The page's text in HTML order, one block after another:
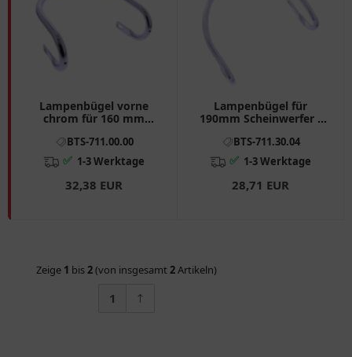
Lampenbügel vorne
chrom für 160 mm
BTS-711.00.00
✅ 1-3 Werktage
32,38 EUR
Lampenbügel für
190mm Scheinwerfer -
BTS-711.30.04
✅ 1-3 Werktage
28,71 EUR
Zeige 1 bis2(von insgesamt 2Artikeln)
1